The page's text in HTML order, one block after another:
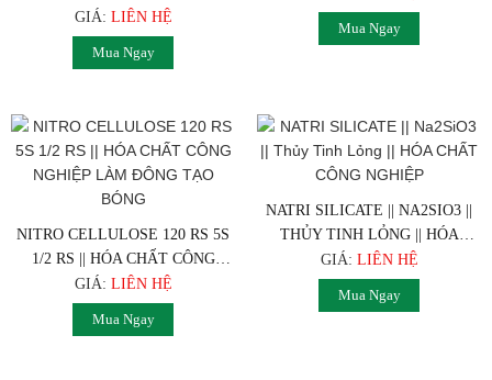
TRONG HOÁ CHẤT CÔNG
NGHIỆP
GIÁ: LIÊN HỆ
Mua Ngay
Mua Ngay
NITRO CELLULOSE 120 RS 5S
1/2 RS || HÓA CHẤT CÔNG
NGHIỆP LÀM ĐÔNG TẠO
BÓNG
GIÁ: LIÊN HỆ
Mua Ngay
NATRI SILICATE || NA2SIO3 ||
THỦY TINH LỎNG || HÓA
CHẤT CÔNG NGHIỆP
GIÁ: LIÊN HỆ
Mua Ngay